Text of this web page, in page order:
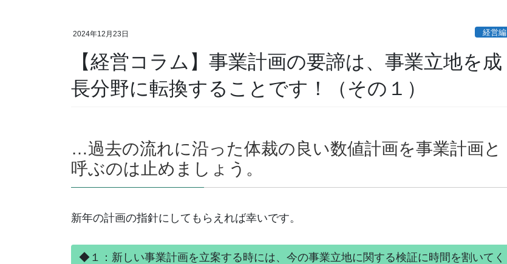
2024年12月23日 経営編
【経営コラム】事業計画の要諦は、事業立地を成
長分野に転換することです！（その１）
…過去の流れに沿った体裁の良い数値計画を事業計画と
呼ぶのは止めましょう。
新年の計画の指針にしてもらえれば幸いです。
◆１：新しい事業計画を立案する時には、今の事業立地に関する検証に時間を割いてく